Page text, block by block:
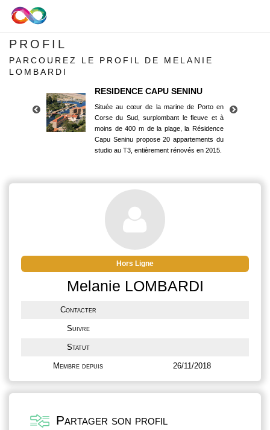
PROFIL
PARCOUREZ LE PROFIL DE MELANIE
LOMBARDI
RESIDENCE CAPU SENINU
Située au cœur de la marine de Porto en
Corse du Sud, surplombant le fleuve et à
moins de 400 m de la plage, la Résidence
Capu Seninu propose 20 appartements du
studio au T3, entièrement rénovés en 2015.
Corse du Sud, surplombant le fleuve et à
moins de 400 m de la plage, la Résidence
Capu Seninu propose 20 appartements du
studio au T3, entièrement rénovés en 2015.
Hors Ligne
Melanie LOMBARDI
Contacter
Suivre
Statut
Membre depuis 26/11/2018
Partager son profil